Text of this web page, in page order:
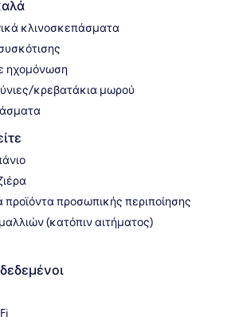
κλινοσκεπάσματα
ηχομόνωση
κρεβατάκια μωρού
προϊόντα προσωπικής περιποίησης
(κατόπιν αιτήματος)